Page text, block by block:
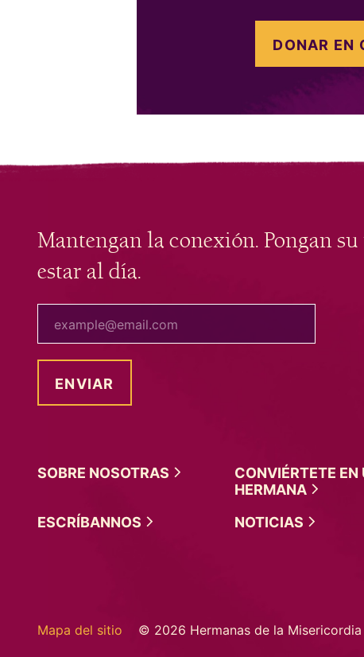
DONAR EN
Mantengan la conexión. Pongan
estar al día.
SOBRE NOSOTRAS
CONVIÉRTETE EN
HERMANA
ESCRÍBANNOS
NOTICIAS
Mapa del sitio © 2026 Hermanas de la